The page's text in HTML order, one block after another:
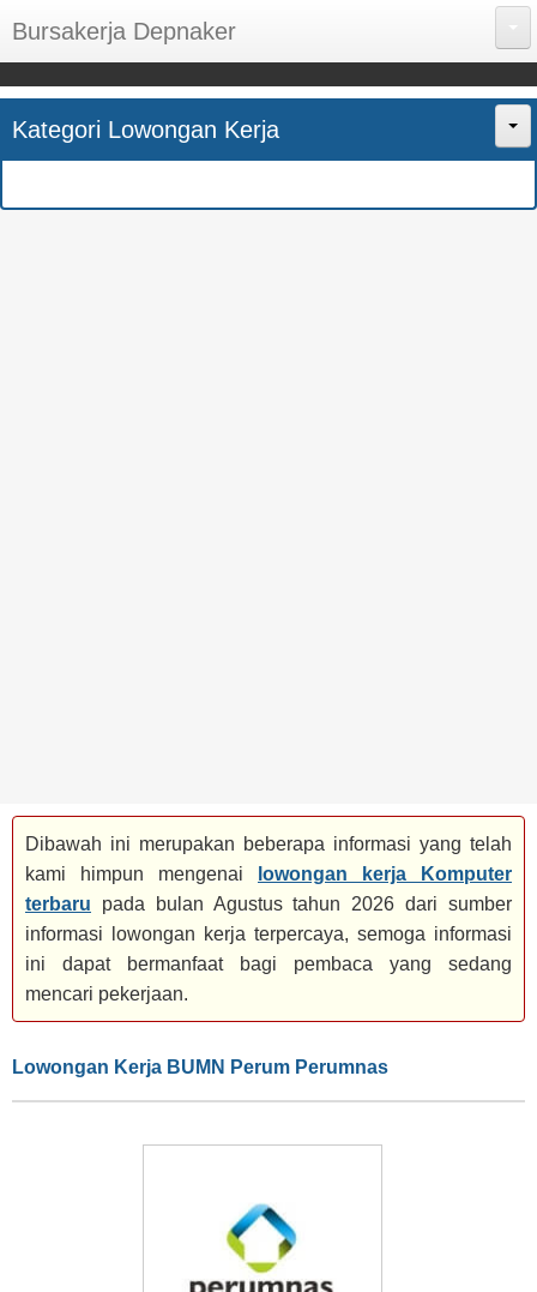
Bursakerja Depnaker
About Me
Disclaimer
Kategori Lowongan Kerja
Dibawah ini merupakan beberapa informasi yang telah
kami himpun mengenai
lowongan kerja Komputer
terbaru pada bulan Agustus tahun 2026 dari sumber
informasi lowongan kerja terpercaya, semoga informasi
ini dapat bermanfaat bagi pembaca yang sedang
mencari pekerjaan.
Lowongan Kerja BUMN Perum Perumnas